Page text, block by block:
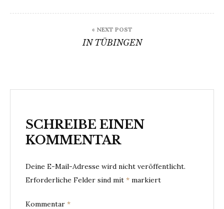
« NEXT POST
IN TÜBINGEN
SCHREIBE EINEN
KOMMENTAR
Deine E-Mail-Adresse wird nicht veröffentlicht.
Erforderliche Felder sind mit * markiert
Kommentar *